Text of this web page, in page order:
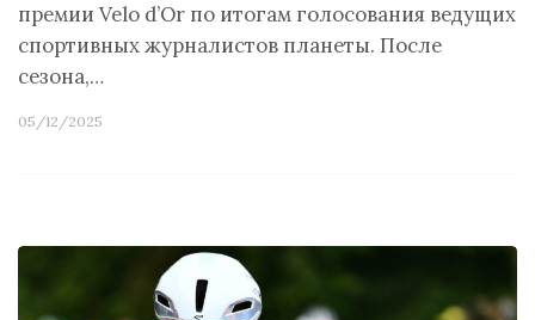
премии Velo d’Or по итогам голосования ведущих
спортивных журналистов планеты. После
сезона,…
05/12/2025